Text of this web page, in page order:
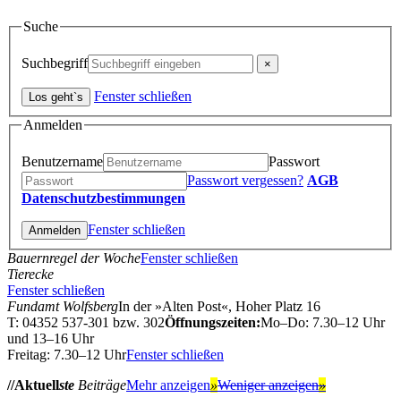
Suche
Suchbegriff
Fenster schließen
Anmelden
Benutzername
Passwort
Passwort vergessen? AGB
Datenschutzbestimmungen
Fenster schließen
Bauernregel der WocheFenster schließen
Tierecke
Fenster schließen
Fundamt WolfsbergIn der »Alten Post«, Hoher Platz 16
T: 04352 537-301 bzw. 302Öffnungszeiten:Mo–Do: 7.30–12 Uhr
und 13–16 Uhr
Freitag: 7.30–12 UhrFenster schließen
//Aktuellste BeiträgeMehr anzeigen»Weniger anzeigen»